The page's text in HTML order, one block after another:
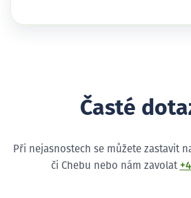
Časté
Při nejasnostech se můžete zastavit
či Chebu nebo nám zavolat